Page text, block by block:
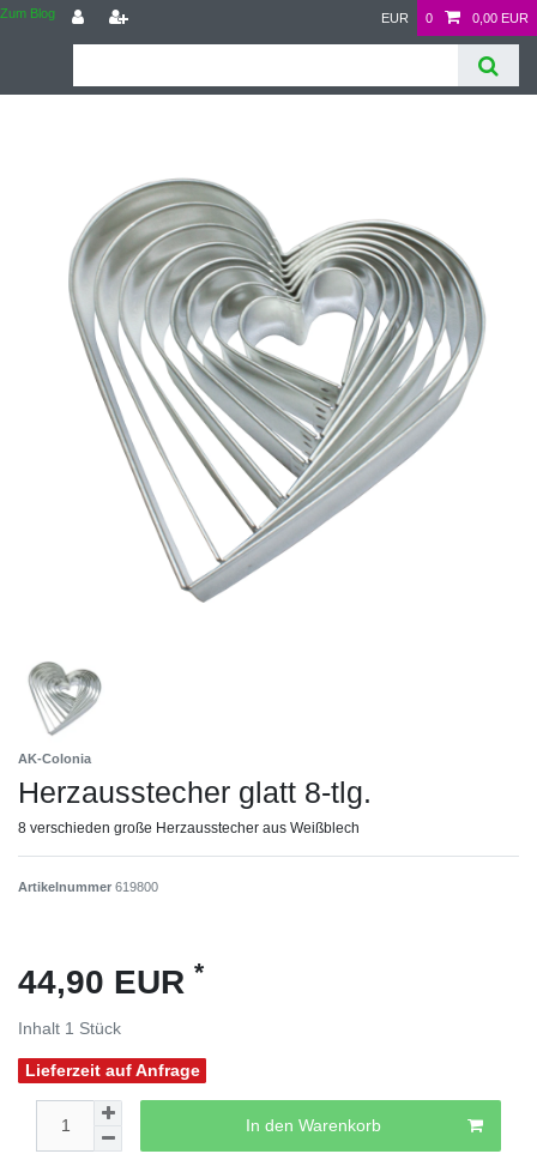
Zum Blog EUR 0 0,00 EUR
AK-Colonia
Herzausstecher glatt 8-tlg.
8 verschieden große Herzausstecher aus Weißblech
Artikelnummer 619800
44,90 EUR *
Inhalt 1 Stück
Lieferzeit auf Anfrage
In den Warenkorb